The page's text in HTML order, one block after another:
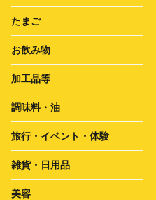
たまご
お飲み物
加工品等
調味料・油
旅行・イベント・体験
雑貨・日用品
美容